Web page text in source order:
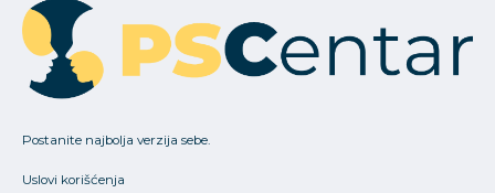
Postanite najbolja verzija sebe.
Uslovi korišćenja